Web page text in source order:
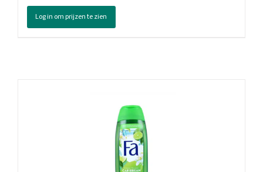
Coolmint,
75
ml
Log in om prijzen te zien